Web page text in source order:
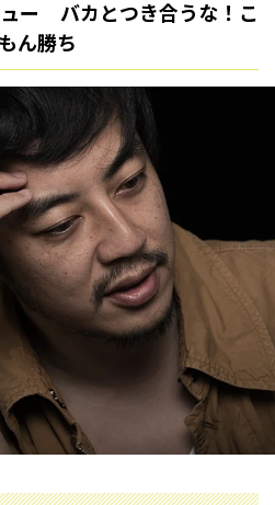
ー バカとつき合うな！こ
ん勝ち